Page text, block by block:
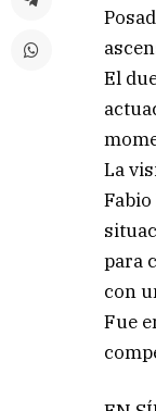
El
La
para
con
Fue